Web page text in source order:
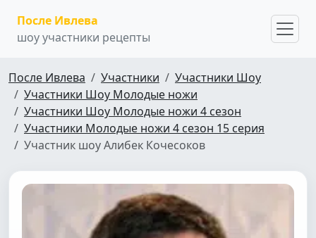
После Ивлева
шоу участники рецепты
После Ивлева Участники
Участники Шоу
Участники Шоу Молодые ножи
Участники Шоу Молодые ножи 4 сезон
Участники Молодые ножи 4 сезон 15 серия
Участник шоу Алибек Кочесоков